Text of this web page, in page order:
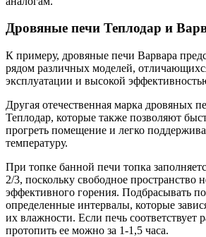
Дровяные печи Теплодар и
К примеру, дровяные печи Варвара
рядом различных моделей,
эксплуатации и высокой
Другая отечественная марка дровяных
Теплодар, которые также позволяют
прогреть помещение и легко
температуру.
При топке банной печи топка
2/3, поскольку свободное пространство
эффективного горения. Подбрасывать
определенные интервалы, которые
их влажности. Если печь соответствует
протопить ее можно за 1-1,5 часа.